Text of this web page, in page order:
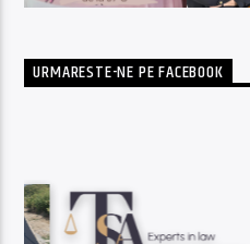
URMARESTE-NE PE FACEBOOK